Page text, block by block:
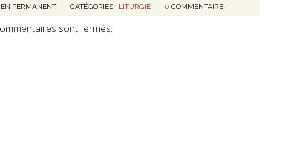
PERMANENT CATÉGORIES : LITURGIE 0 COMMENTAIRE
sont fermés.